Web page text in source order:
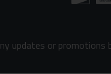
updates or promotions